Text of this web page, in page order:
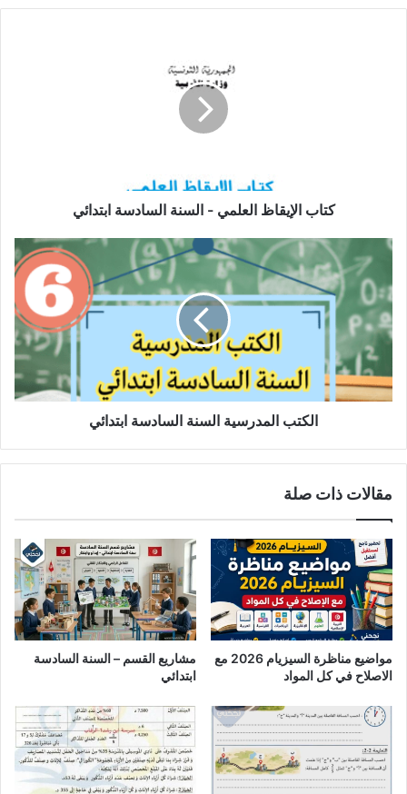
كتاب الإيقاظ العلمي - السنة السادسة ابتدائي
الكتب
المدرسية
السنة
السادسة
ابتدائي
الكتب المدرسية السنة السادسة ابتدائي
مقالات ذات صلة
مواضيع مناظرة السيزيام 2026 مع
الاصلاح في كل المواد
مشاريع القسم – السنة السادسة
ابتدائي